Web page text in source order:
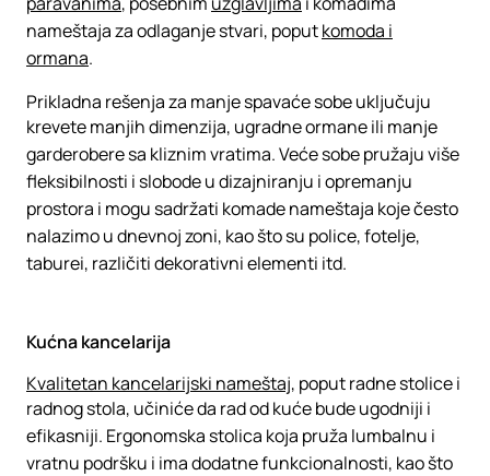
nameštaja za odlaganje stvari, poputkomoda i
ormana.
Prikladna rešenja za manje spavaće sobe uključuju
krevete manjih dimenzija, ugradne ormane ili manje
garderobere sa kliznim vratima. Veće sobe pružaju više
fleksibilnosti i slobode u dizajniranju i opremanju
prostora i mogu sadržati komade nameštaja koje često
nalazimo u dnevnoj zoni, kao što su police, fotelje,
taburei, različiti dekorativni elementi itd.
Kućna kancelarija
Kvalitetan kancelarijski nameštaj, poput radne stolice i
radnog stola, učiniće da rad od kuće bude ugodniji i
efikasniji. Ergonomska stolica koja pruža lumbalnu i
vratnu podršku i ima dodatne funkcionalnosti, kao što